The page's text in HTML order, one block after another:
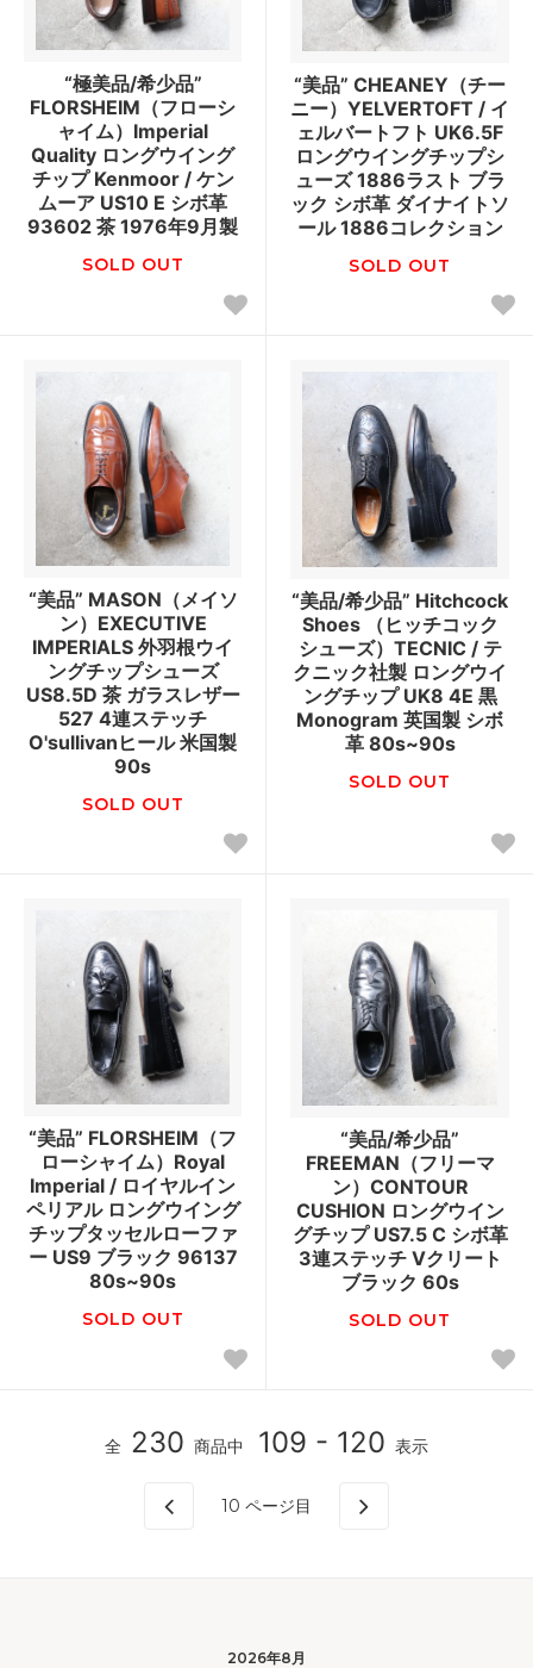
“極美品/希少品”
FLORSHEIM（フローシ
ャイム）Imperial
Quality ロングウイング
チップ Kenmoor / ケン
ムーア US10 E シボ革
93602 茶 1976年9月製
SOLD OUT
“美品” CHEANEY（チー
ニー）YELVERTOFT / イ
ェルバートフト UK6.5F
ロングウイングチップシ
ューズ 1886ラスト ブラ
ック シボ革 ダイナイトソ
ール 1886コレクション
SOLD OUT
“美品” MASON（メイソ
ン）EXECUTIVE
IMPERIALS 外羽根ウイ
ングチップシューズ
US8.5D 茶 ガラスレザー
527 4連ステッチ
O'sullivanヒール 米国製
90s
SOLD OUT
“美品/希少品” Hitchcock
Shoes （ヒッチコック
シューズ）TECNIC / テ
クニック社製 ロングウイ
ングチップ UK8 4E 黒
Monogram 英国製 シボ
革 80s~90s
SOLD OUT
“美品” FLORSHEIM（フ
ローシャイム）Royal
Imperial / ロイヤルイン
ペリアル ロングウイング
チップタッセルローファ
ー US9 ブラック 96137
80s~90s
SOLD OUT
“美品/希少品”
FREEMAN（フリーマ
ン）CONTOUR
CUSHION ロングウイン
グチップ US7.5 C シボ革
3連ステッチ Vクリート
ブラック 60s
SOLD OUT
全 230 商品中 109 - 120 表示
10 ページ目
2026年8月